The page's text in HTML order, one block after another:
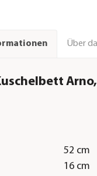
Über
52 cm
16 cm